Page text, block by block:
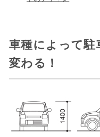
車種によって
変わる！